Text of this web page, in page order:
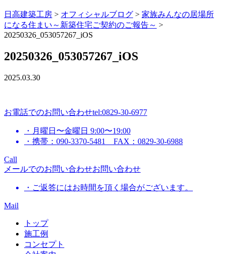
日高建築工房 > オフィシャルブログ > 家族みんなの居場所
になる住まい～新築住宅ご契約のご報告～ >
20250326_053057267_iOS
20250326_053057267_iOS
2025.03.30
お電話でのお問い合わせtel:0829-30-6977
・月曜日〜金曜日 9:00〜19:00
・携帯：090-3370-5481 FAX：0829-30-6988
Call
メールでのお問い合わせお問い合わせ
・ご返答にはお時間を頂く場合がございます。
Mail
トップ
施工例
コンセプト